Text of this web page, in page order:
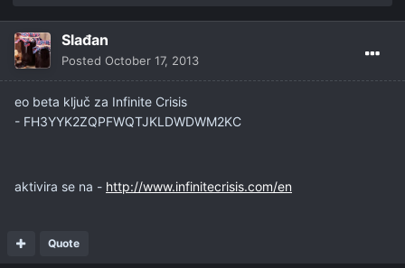
Slađan
Posted October 17, 2013
eo beta ključ za Infinite Crisis
- FH3YYK2ZQPFWQTJKLDWDWM2KC
aktivira se na - http://www.infinitecrisis.com/en
Quote